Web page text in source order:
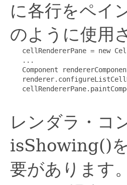
に各行をペイ
のように使用
cellRendererPane = new
   ...
Component
レンダラ・コ
isShowing()
要があります